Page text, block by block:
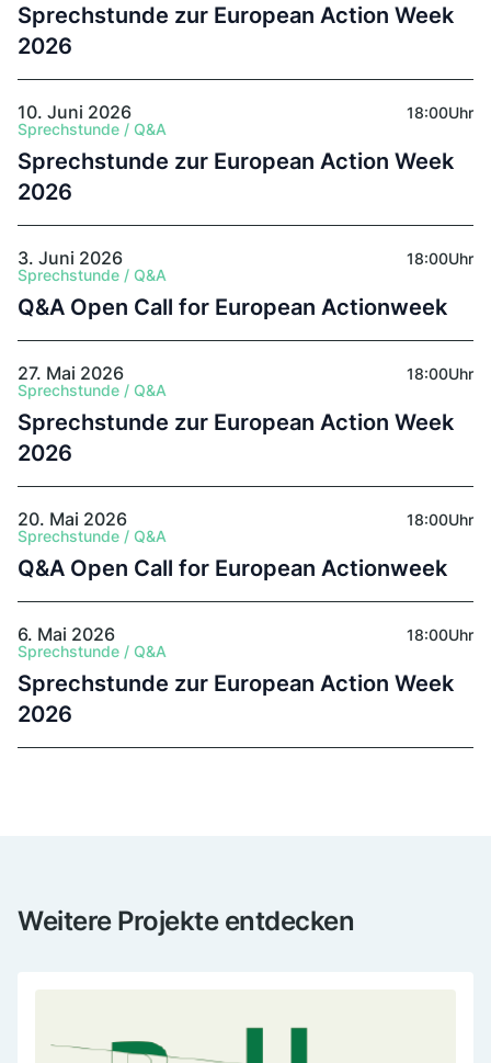
Sprechstunde zur European Action Week
2026
10. Juni 2026 18:00Uhr
Sprechstunde / Q&A
Sprechstunde zur European Action Week
2026
3. Juni 2026 18:00Uhr
Sprechstunde / Q&A
Q&A Open Call for European Actionweek
27. Mai 2026 18:00Uhr
Sprechstunde / Q&A
Sprechstunde zur European Action Week
2026
20. Mai 2026 18:00Uhr
Sprechstunde / Q&A
Q&A Open Call for European Actionweek
6. Mai 2026 18:00Uhr
Sprechstunde / Q&A
Sprechstunde zur European Action Week
2026
Weitere Projekte entdecken